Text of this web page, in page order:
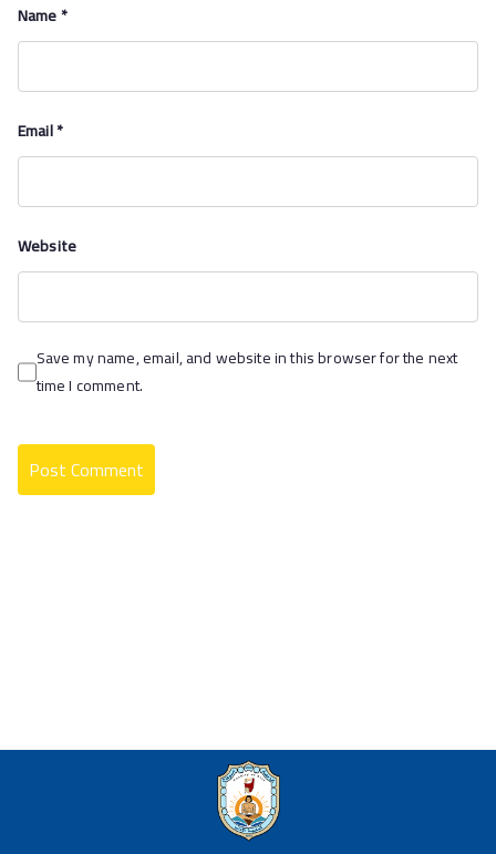
Name*
Email*
Website
Save my name, email, and website in this browser for the next
time I comment.